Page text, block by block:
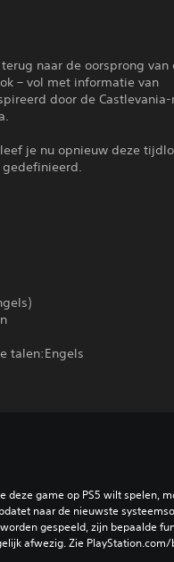
naar de oorsprong van
– vol met informatie van
door de Castlevania-
je nu opnieuw deze
talen:Engels
deze game op PS5 wilt spelen,
naar de nieuwste
gespeeld, zijn bepaalde
afwezig. Zie